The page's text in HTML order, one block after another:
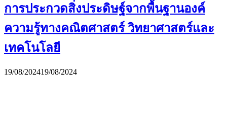
การประกวดสิ่งประดิษฐ์จากพื้นฐานองค์
ความรู้ทางคณิตศาสตร์ วิทยาศาสตร์และ
เทคโนโลยี
19/08/202419/08/2024